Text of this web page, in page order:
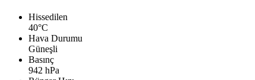
Hissedilen
40°C
Hava Durumu
Güneşli
Basınç
942 hPa